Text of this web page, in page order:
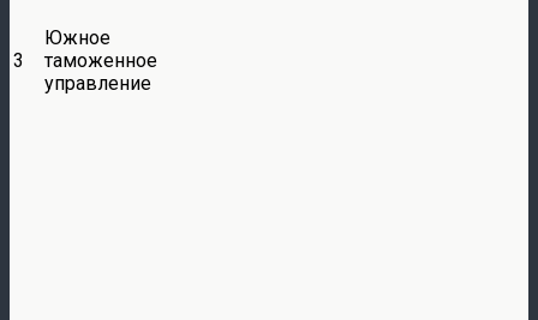
3
Южное
таможенное
управление